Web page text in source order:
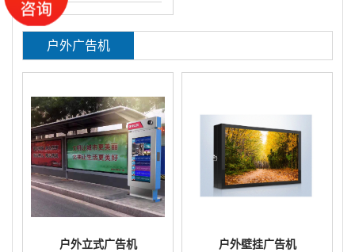
户外广告机
户外立式广告机 户外壁挂广告机